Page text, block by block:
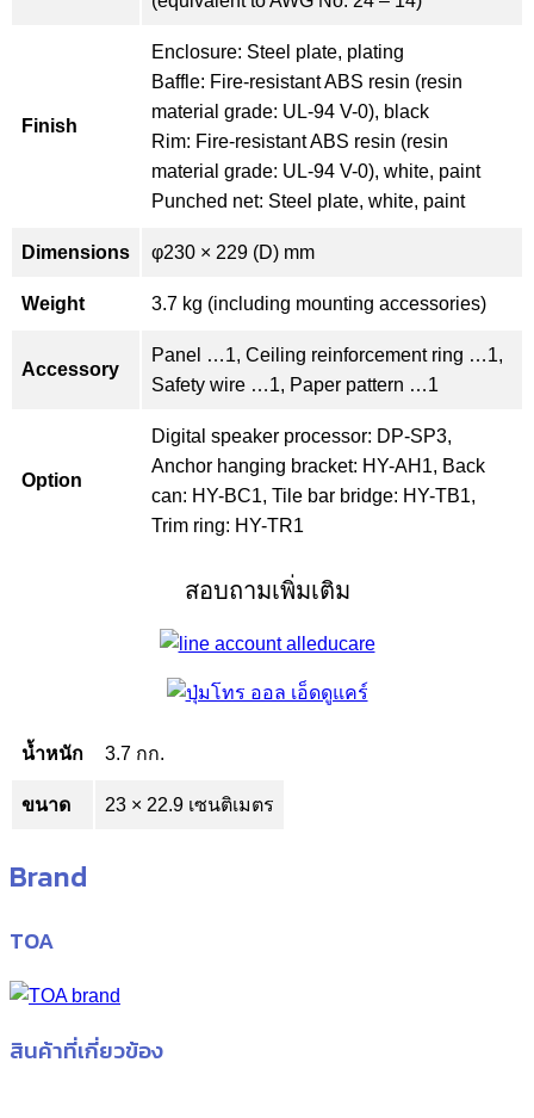
Finish
Enclosure: Steel plate, plating
Baffle: Fire-resistant ABS resin (resin
material grade: UL-94 V-0), black
Rim: Fire-resistant ABS resin (resin
material grade: UL-94 V-0), white, paint
Punched net: Steel plate, white, paint
Dimensions φ230 × 229 (D) mm
Weight 3.7 kg (including mounting accessories)
Accessory
Panel …1, Ceiling reinforcement ring …1,
Safety wire …1, Paper pattern …1
Option
Digital speaker processor: DP-SP3,
Anchor hanging bracket: HY-AH1, Back
can: HY-BC1, Tile bar bridge: HY-TB1,
Trim ring: HY-TR1
สอบถามเพิ่มเติม
น้ำหนัก 3.7 กก.
ขนาด 23 × 22.9 เซนติเมตร
Brand
TOA
สินค้าที่เกี่ยวข้อง